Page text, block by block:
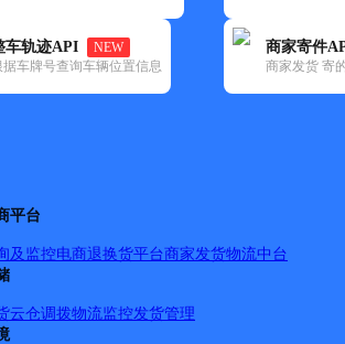
车轨迹API
NEW
据车牌号查询车辆位置信息
商家寄件
商家发货 寄
平台
及监控电商退换货平台商家发货物流中台
云仓调拨物流监控发货管理
时间：2021-11-26 00:00:00
速递
省-威海市-荣成市
省威海市荣成市